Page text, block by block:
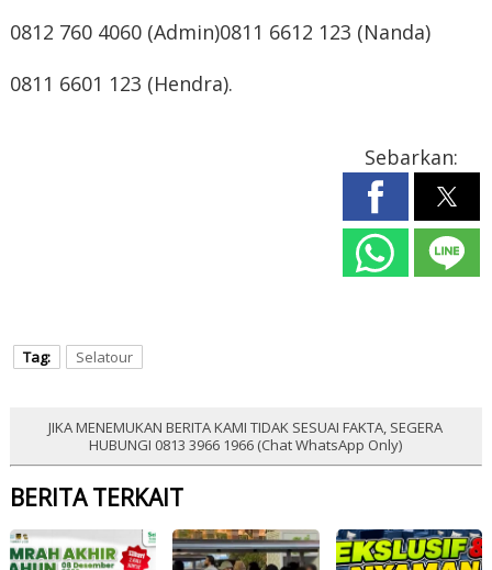
0812 760 4060 (Admin)0811 6612 123 (Nanda)
0811 6601 123 (Hendra).
Sebarkan:
Tag: Selatour
JIKA MENEMUKAN BERITA KAMI TIDAK SESUAI FAKTA, SEGERA
HUBUNGI 0813 3966 1966 (Chat WhatsApp Only)
BERITA TERKAIT